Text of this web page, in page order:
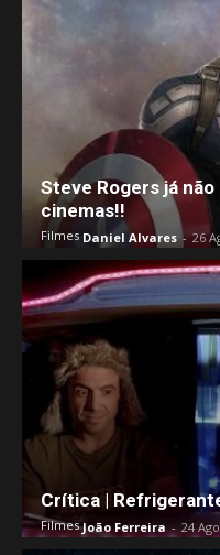
Steve Rogers já
cinemas!!
Filmes Daniel Alvares - 26
Crítica |
FilmesJoão Ferreira - 24